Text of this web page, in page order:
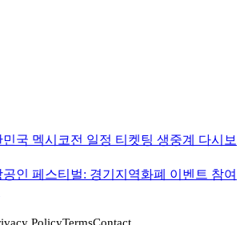
민국 멕시코전 일정 티켓팅 생중계 다시보
공인 페스티벌: 경기지역화폐 이벤트 참여